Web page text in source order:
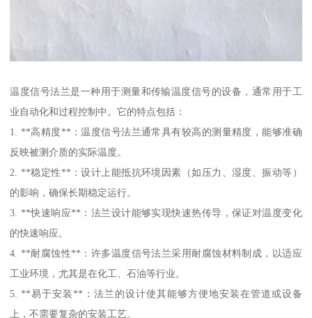
温度信号法兰是一种用于测量和传输温度信号的设备，通常用于工
业自动化和过程控制中。它的特点包括：
1. **高精度**：温度信号法兰通常具有较高的测量精度，能够准确
反映被测介质的实际温度。
2. **稳定性**：设计上能抵抗环境因素（如压力、湿度、振动等）
的影响，确保长期稳定运行。
3. **快速响应**：法兰设计能够实现快速热传导，保证对温度变化
的快速响应。
4. **耐腐蚀性**：许多温度信号法兰采用耐腐蚀材料制成，以适应
工业环境，尤其是在化工、石油等行业。
5. **易于安装**：法兰的设计使其能够方便地安装在管道或设备
上，不需要复杂的安装工艺。